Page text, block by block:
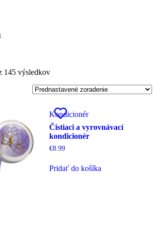
145 výsledkov
Kondicionér
Čistiaci a vyrovnávací
kondicionér
€8.99
Pridať do košíka